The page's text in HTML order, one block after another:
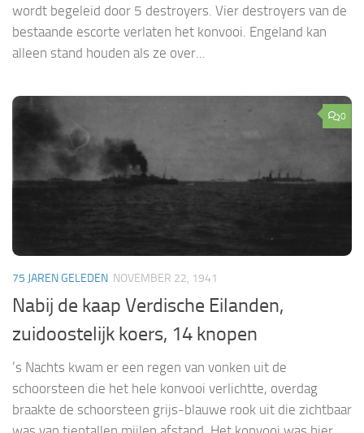
wordt begeleid door 5 destroyers. Vier destroyers van de
bestaande escorte verlaten het konvooi. Engeland kan
alleen stand houden als ze over...
0
75 JAREN GELEDEN NOVEMBER 22, 1941
Nabij de kaap Verdische Eilanden,
zuidoostelijk koers, 14 knopen
’s Nachts kwam er een regen van vonken uit de
schoorsteen die het hele konvooi verlichtte, overdag
braakte de schoorsteen grijs-blauwe rook uit die zichtbaar